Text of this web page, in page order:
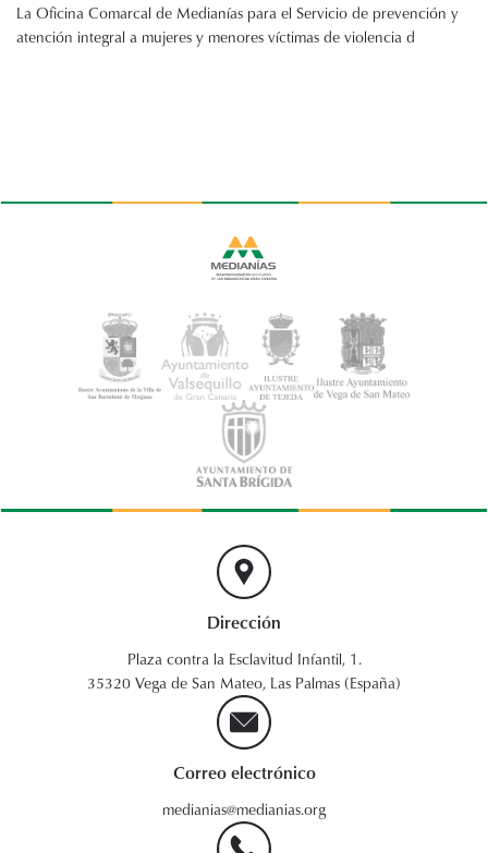
La Oficina Comarcal de Medianías para el Servicio de prevención y
atención integral a mujeres y menores víctimas de violencia d
Dirección
Plaza contra la Esclavitud Infantil, 1.
35320 Vega de San Mateo, Las Palmas (España)
Correo electrónico
medianias@medianias.org